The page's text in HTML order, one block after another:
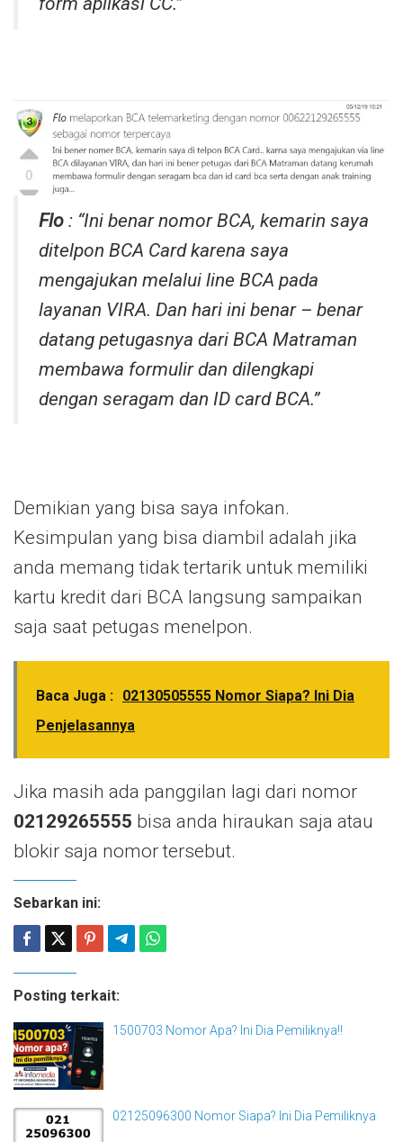
Flo : “Ini benar nomor BCA, kemarin saya
ditelpon BCA Card karena saya
mengajukan melalui line BCA pada
layanan VIRA. Dan hari ini benar – benar
datang petugasnya dari BCA Matraman
membawa formulir dan dilengkapi
dengan seragam dan ID card BCA.”
Demikian yang bisa saya infokan.
Kesimpulan yang bisa diambil adalah jika
anda memang tidak tertarik untuk memiliki
kartu kredit dari BCA langsung sampaikan
saja saat petugas menelpon.
Baca Juga : 02130505555 Nomor Siapa? Ini Dia
Penjelasannya
Jika masih ada panggilan lagi dari nomor
02129265555 bisa anda hiraukan saja atau
blokir saja nomor tersebut.
Sebarkan ini:
Posting terkait:
1500703 Nomor Apa? Ini Dia Pemiliknya!!
02125096300 Nomor Siapa? Ini Dia Pemiliknya